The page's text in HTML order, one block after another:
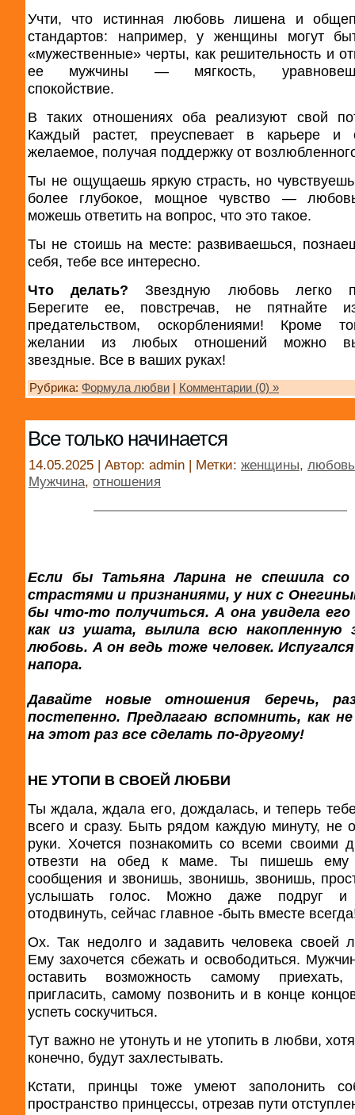
Учти, что истинная любовь лишена и
стандартов: например, у женщины могут
«мужественные» черты, как решительность и
ее мужчины — мягкость,
спокойствие.
В таких отношениях оба реализуют свой
Каждый растет, преуспевает в карьере и
желаемое, получая поддержку от
Ты не ощущаешь яркую страсть, но чувствуешь
более глубокое, мощное чувство —
можешь ответить на вопрос, что это такое.
Ты не стоишь на месте: развиваешься,
себя, тебе все интересно.
Что делать?Звездную любовь легко
Берегите ее, повстречав, не пятнайте
предательством, оскорблениями! Кроме
желании из любых отношений можно
звездные. Все в ваших руках!
Рубрика: Формула любви Комментарии (0) »
Все только начинается
14.05.2025 | Автор: admin | Метки: женщины, любовь
Мужчина, отношения
Если бы Татьяна Ларина не спешила со
страстями и признаниями, у них с
бы что-то получиться. А она увидела его
как из ушата, вылила всю накопленную
любовь. А он ведь тоже человек.
напора.
Давайте новые отношения беречь,
постепенно. Предлагаю вспомнить, как
на этот раз все сделать по-другому!
НЕ УТОПИ В СВОЕЙ ЛЮБВИ
Ты ждала, ждала его, дождалась, и теперь
всего и сразу. Быть рядом каждую минуту, не
руки. Хочется познакомить со всеми своими
отвезти на обед к маме. Ты пишешь ему
сообщения и звонишь, звонишь, звонишь,
услышать голос. Можно даже подруг и
отодвинуть, сейчас главное -быть вместе
Ох. Так недолго и задавить человека своей
Ему захочется сбежать и освободиться.
оставить возможность самому
пригласить, самому позвонить и в конце
успеть соскучиться.
Тут важно не утонуть и не утопить в любви,
конечно, будут захлестывать.
Кстати, принцы тоже умеют заполонить
пространство принцессы, отрезав пути